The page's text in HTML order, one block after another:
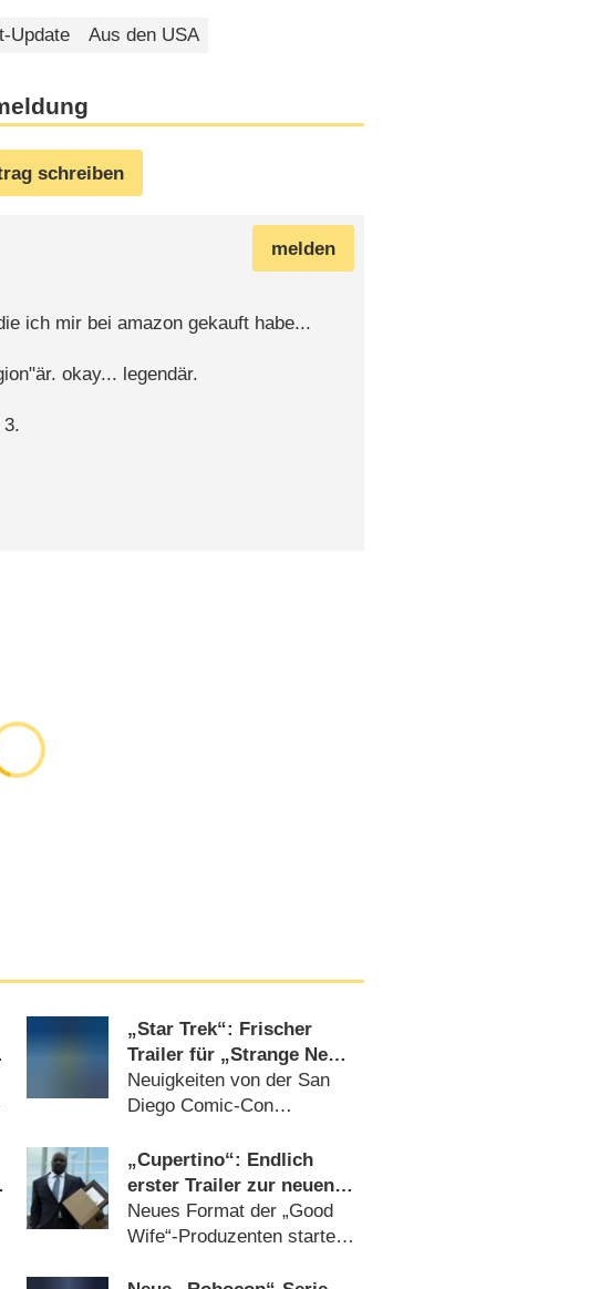
Update Aus den USA
schreiben
melden
ich mir bei amazon gekauft habe...
okay... legendär.
3.
„Star Trek“: Frischer
Trailer für „Strange New
Worlds“, Neuzugang bei
„Starfleet Academy“ und
Neuigkeiten von der San
Diego Comic-Con
„Cupertino“: Endlich
erster Trailer zur neuen
Serie mit Mike Colter
(„Evil“)
Neues Format der „Good
Wife“-Produzenten startet